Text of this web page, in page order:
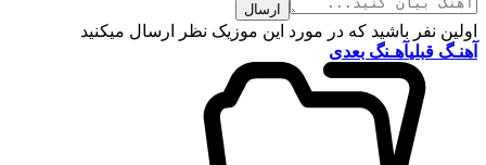
ارسال
اولین نفر باشید که در مورد این موزیک نظر ارسال میکنید
آهنـگ قبلیآهـنگ بعدی